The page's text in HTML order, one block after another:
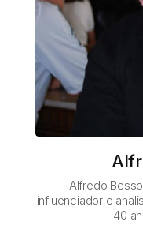
Alfredo
influenciador e
40